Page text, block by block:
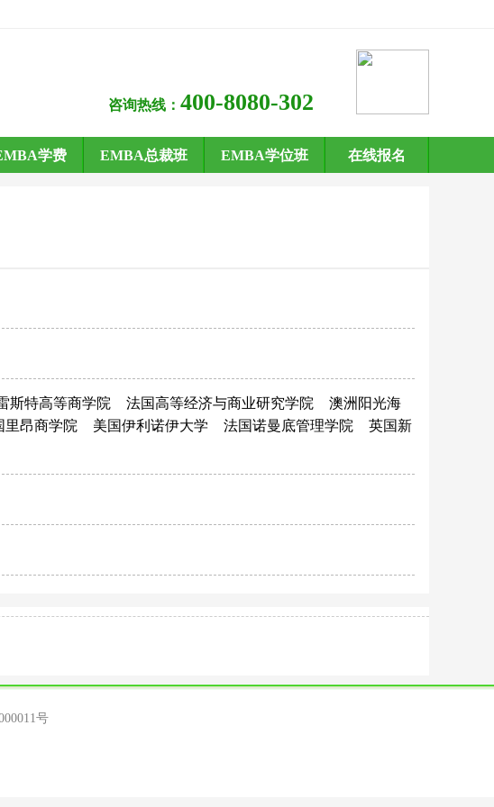
咨询热线： 400-8080-302
学费 EMBA总裁班 EMBA学位班 在线报名
斯特高等商学院 法国高等经济与商业研究学院
澳洲阳光海
里昂商学院 美国伊利诺伊大学 法国诺曼底管理学院
英国新
号